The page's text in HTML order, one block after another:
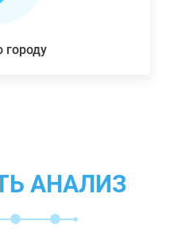
городу
АНАЛИЗ